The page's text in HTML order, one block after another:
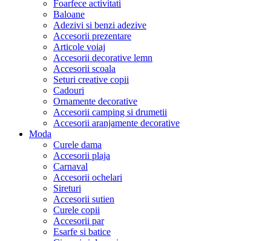
Foarfece activitati
Baloane
Adezivi si benzi adezive
Accesorii prezentare
Articole voiaj
Accesorii decorative lemn
Accesorii scoala
Seturi creative copii
Cadouri
Ornamente decorative
Accesorii camping si drumetii
Accesorii aranjamente decorative
Moda
Curele dama
Accesorii plaja
Carnaval
Accesorii ochelari
Sireturi
Accesorii sutien
Curele copii
Accesorii par
Esarfe si batice